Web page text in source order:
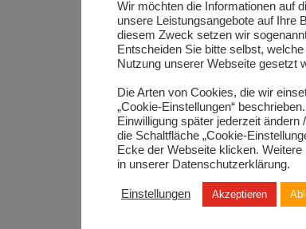
Wir möchten die Informationen auf
unsere Leistungsangebote auf Ihre
diesem Zweck setzen wir
Entscheiden Sie bitte selbst,
Nutzung unserer Webseite gesetzt
Die Arten von Cookies, die wir
„Cookie-Einstellungen“
Einwilligung später jederzeit ändern
die Schaltfläche „Cookie-
Ecke der Webseite klicken.
in unserer Datenschutzerklärung.
Einstellungen Akzeptieren